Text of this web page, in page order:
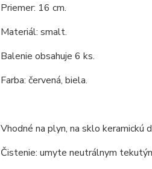
Priemer: 16 cm.
Materiál: smalt.
Balenie obsahuje 6 ks.
Farba: červená, biela.
Vhodné na plyn, na sklo keramickú
Čistenie: umyte neutrálnym